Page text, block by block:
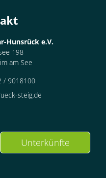
Hunsrück e.V.
198
am See
/ 9018100
steig.de
Unterkünfte